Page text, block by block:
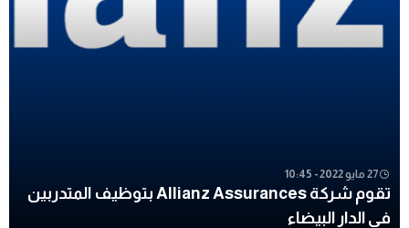
27 مايو 2022 - 10:45
تقوم شركة Allianz Assurances بتوظيف المتدربين
في الدار البيضاء